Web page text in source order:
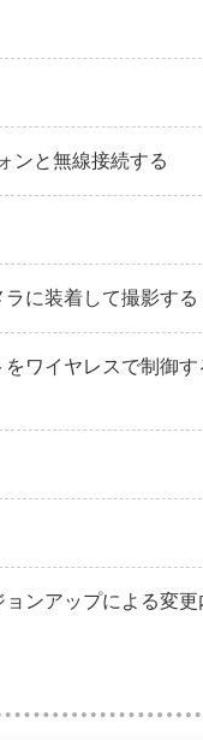
ンと無線接続する
に装着して撮影する
ワイヤレスで制御す
ンアップによる変更